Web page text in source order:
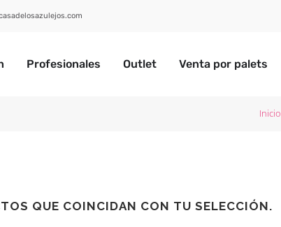
Profesionales Outlet Venta por palets
Inicio
QUE COINCIDAN CON TU SELECCIÓN.